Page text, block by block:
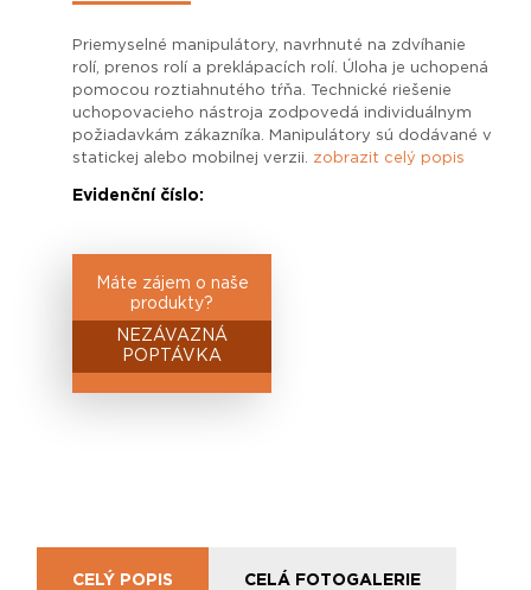
Priemyselné manipulátory, navrhnuté na zdvíhanie
rolí, prenos rolí a preklápacích rolí. Úloha je uchopená
pomocou roztiahnutého tŕňa. Technické riešenie
uchopovacieho nástroja zodpovedá individuálnym
požiadavkám zákazníka. Manipulátory sú dodávané v
statickej alebo mobilnej verzii. zobrazit celý popis
Evidenční číslo:
Máte zájem o naše
produkty?
NEZÁVAZNÁ
POPTÁVKA
CELÝ POPIS CELÁ FOTOGALERIE